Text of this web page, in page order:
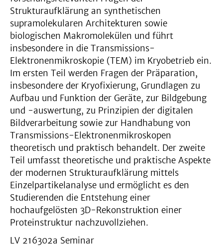
Strukturaufklärung an synthetischen
supramolekularen Architekturen sowie
biologischen Makromolekülen und führt
insbesondere in die Transmissions-
Elektronenmikroskopie (TEM) im Kryobetrieb ein.
Im ersten Teil werden Fragen der Präparation,
insbesondere der Kryofixierung, Grundlagen zu
Aufbau und Funktion der Geräte, zur Bildgebung
und -auswertung, zu Prinzipien der digitalen
Bildverarbeitung sowie zur Handhabung von
Transmissions-Elektronenmikroskopen
theoretisch und praktisch behandelt. Der zweite
Teil umfasst theoretische und praktische Aspekte
der modernen Strukturaufklärung mittels
Einzelpartikelanalyse und ermöglicht es den
Studierenden die Entstehung einer
hochaufgelösten 3D-Rekonstruktion einer
Proteinstruktur nachzuvollziehen.
LV 216302a Seminar